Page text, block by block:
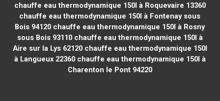
chauffe eau thermodynamique 150l à Roquevaire 13360
chauffe eau thermodynamique 150l à Fontenay sous
Bois 94120 chauffe eau thermodynamique 150l à Rosny
sous Bois 93110chauffe eau thermodynamique 150l à
Aire sur la Lys 62120chauffe eau thermodynamique 150l
à Langueux 22360chauffe eau thermodynamique 150l à
Charenton le Pont 94220